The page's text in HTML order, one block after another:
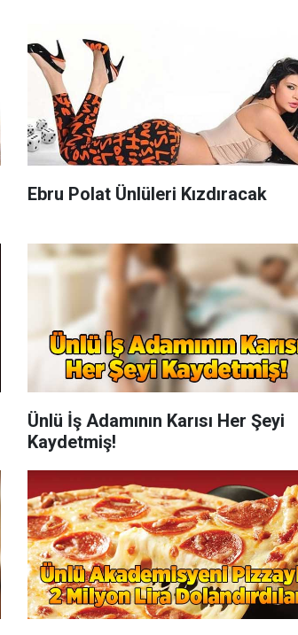
Ebru Polat Ünlüleri Kızdıracak
Ünlü İş Adamının Karısı Her Şeyi
Kaydetmiş!